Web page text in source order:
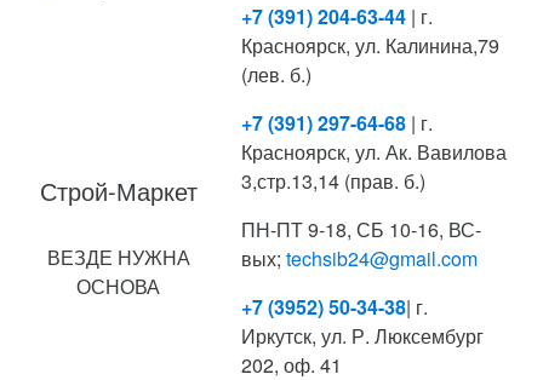
Строй-Маркет
ВЕЗДЕ НУЖНА
ОСНОВА
+7 (391) 204-63-44 | г.
Красноярск, ул. Калинина,79
(лев. б.)
+7 (391) 297-64-68 | г.
Красноярск, ул. Ак. Вавилова
3,стр.13,14 (прав. б.)
ПН-ПТ 9-18, СБ 10-16, ВС-
вых; techsib24@gmail.com
+7 (3952) 50-34-38| г.
Иркутск, ул. Р. Люксембург
202, оф. 41